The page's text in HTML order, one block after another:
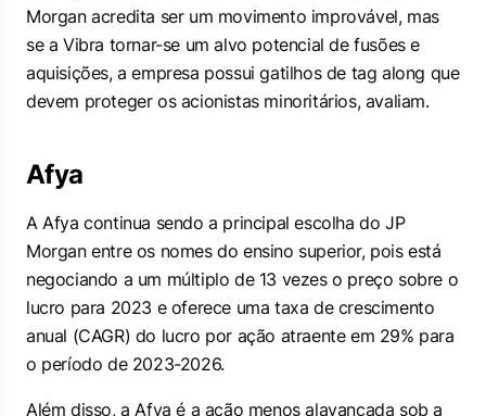
Morgan acredita ser um movimento improvável, mas
se a Vibra tornar-se um alvo potencial de fusões e
aquisições, a empresa possui gatilhos de tag along que
devem proteger os acionistas minoritários, avaliam.
Afya
A Afya continua sendo a principal escolha do JP
Morgan entre os nomes do ensino superior, pois está
negociando a um múltiplo de 13 vezes o preço sobre o
lucro para 2023 e oferece uma taxa de crescimento
anual (CAGR) do lucro por ação atraente em 29% para
o período de 2023-2026.
Além disso, a Afya é a ação menos alavancada sob a